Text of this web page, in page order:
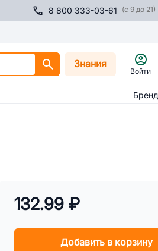
8 800 333-03-61 (с 9 до 21)
Знания
Войти
132.99 ₽
Добавить в корзину